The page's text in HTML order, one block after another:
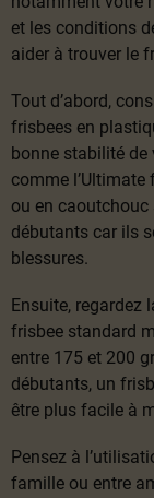
et les conditions
aider à trouver le
Tout d’abord,
frisbees en
bonne stabilité de
comme
ou en
débutants car ils
blessures.
Ensuite,
frisbee standard
entre 175 et 200
débutants, un
être plus facile à
Pensez à
famille ou entre